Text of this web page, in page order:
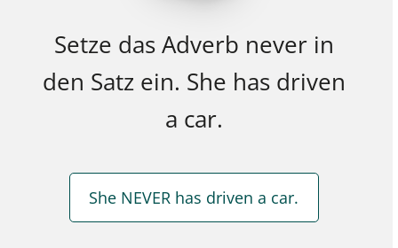
Setze das Adverb never in
den Satz ein. She has driven
a car.
She NEVER has driven a car.